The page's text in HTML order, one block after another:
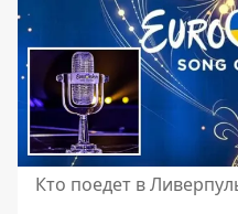
Кто поедет в